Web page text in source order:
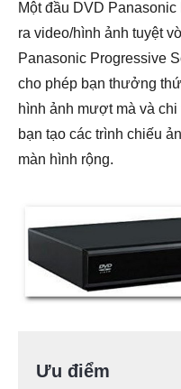
Một đầu DVD
ra video/hình ảnh tuyệt
Panasonic Progressive
cho phép bạn thưởng
hình ảnh mượt mà và
bạn tạo các trình chiếu
màn hình rộng.
Ưu điểm